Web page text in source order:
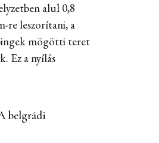
alul 0,8
re leszorítani, a
mögötti teret
Ez a nyílás
belgrádi